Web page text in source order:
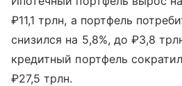
₽11,1 трлн, а портфель
снизился на 5,8%, до ₽3,8
кредитный портфель
₽27,5 трлн.